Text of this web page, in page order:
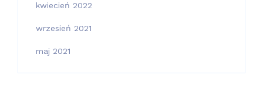
kwiecień 2022
wrzesień 2021
maj 2021